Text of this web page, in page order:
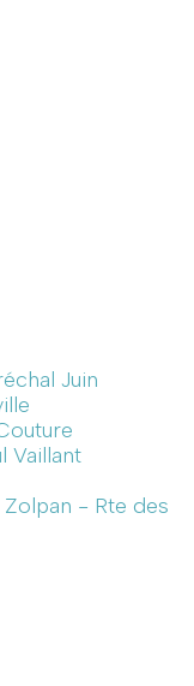
Juin
Vaillant
- Rte des